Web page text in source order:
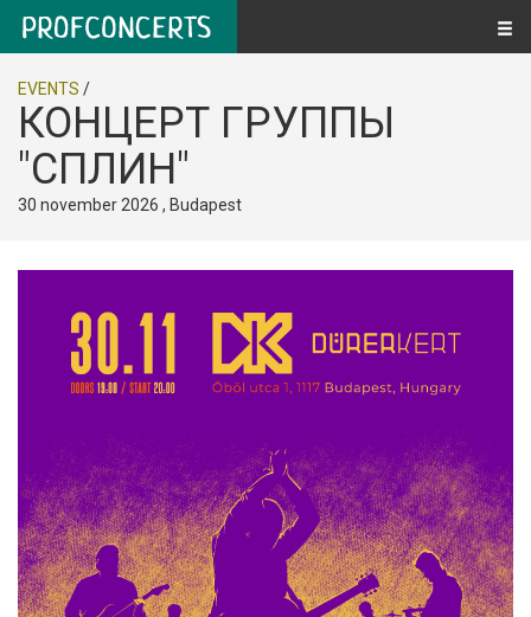
EVENTS /
КОНЦЕРТ ГРУППЫ
"СПЛИН"
30 november 2026 , Budapest